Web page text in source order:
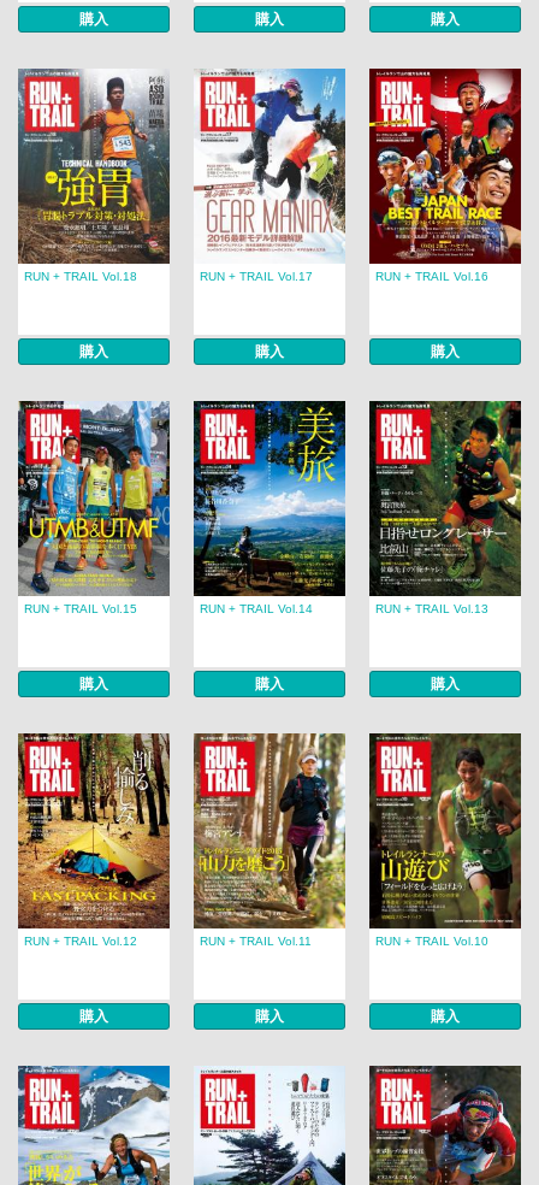
購入 購入 購入
RUN + TRAIL Vol.18
購入
RUN + TRAIL Vol.17
購入
RUN + TRAIL Vol.16
購入
RUN + TRAIL Vol.15
購入
RUN + TRAIL Vol.14
購入
RUN + TRAIL Vol.13
購入
RUN + TRAIL Vol.12
購入
RUN + TRAIL Vol.11
購入
RUN + TRAIL Vol.10
購入